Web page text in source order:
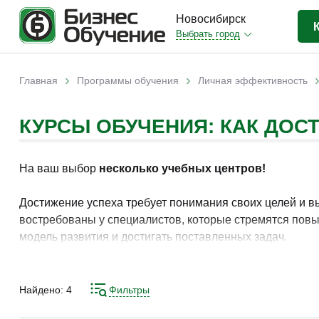
Новосибирск
Выбрать город
Отраслевые (204)
Промышленное обучение (35)
Компьютерная грамотность
Дизайн (8)
Прочее
Главная › Программы обучения › Личная эффективность ›
КУРСЫ ОБУЧЕНИЯ: КАК
На ваш выбор несколько учебных центров!
Достижение успеха требует понимания своих целей
востребованы у специалистов, которые стремятся
модель развития и достигать поставленных задач.
подготовки способствует применению навыков в
Найдено: 4 Фильтры